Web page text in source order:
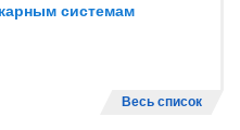
системам
Весь список